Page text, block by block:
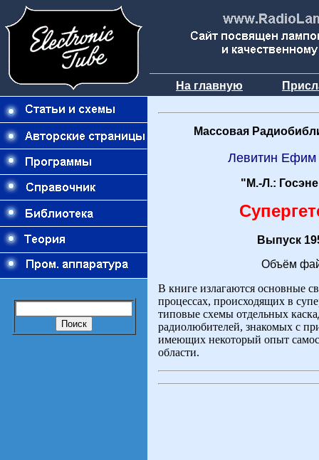
На главную
Массовая
Левитин Ефим
"М.-Л.:
Выпуск
Объём
В книге излагаются основные
процессах, происходящих в
типовые схемы отдельных
радиолюбителей, знакомых с
имеющих некоторый опыт
области.